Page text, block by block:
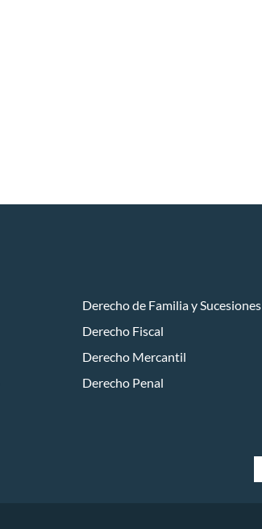
Derecho de Familia y Sucesiones
Derecho Fiscal
Derecho Mercantil
Derecho Penal